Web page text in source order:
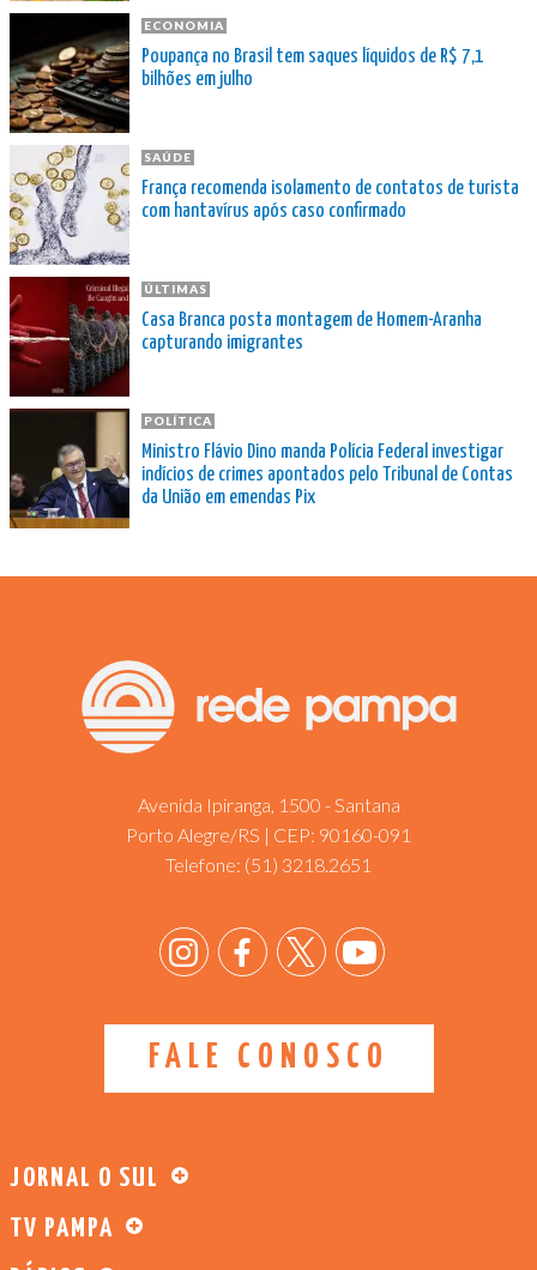
ECONOMIA
Poupança no Brasil tem saques líquidos de R$ 7,1
bilhões em julho
SAÚDE
França recomenda isolamento de contatos de turista
com hantavírus após caso confirmado
ÚLTIMAS
Casa Branca posta montagem de Homem-Aranha
capturando imigrantes
POLÍTICA
Ministro Flávio Dino manda Polícia Federal investigar
indícios de crimes apontados pelo Tribunal de Contas
da União em emendas Pix
Avenida Ipiranga, 1500 - Santana
Porto Alegre/RS | CEP: 90160-091
Telefone: (51) 3218.2651
FALE CONOSCO
JORNAL O SUL
TV PAMPA